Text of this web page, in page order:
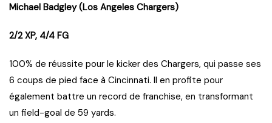
Michael Badgley (Los Angeles Chargers)
2/2 XP, 4/4 FG
100% de réussite pour le kicker des Chargers, qui passe ses
6 coups de pied face à Cincinnati. Il en profite pour
également battre un record de franchise, en transformant
un field-goal de 59 yards.